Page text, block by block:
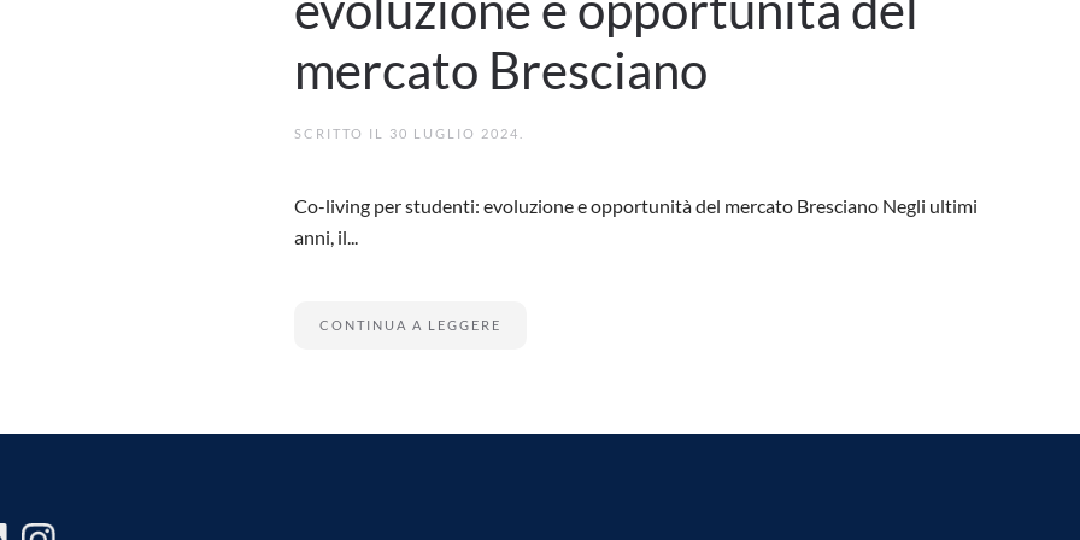
mercato Bresciano
SCRITTO IL 30 LUGLIO 2024
Co-living per studenti: evoluzione e opportunità del mercato Bresciano Negli ultimi
anni, il...
CONTINUA A LEGGERE